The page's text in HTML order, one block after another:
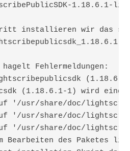
1.18.6.1-
installieren wir das
Fehlermeldungen:
(1.18.6.1-1) wird
'/usr/share/doc/
'/usr/share/doc/
'/usr/share/doc/
Bearbeiten des Paketes